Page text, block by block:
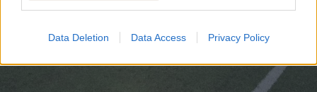
Data Deletion Data Access Privacy Policy